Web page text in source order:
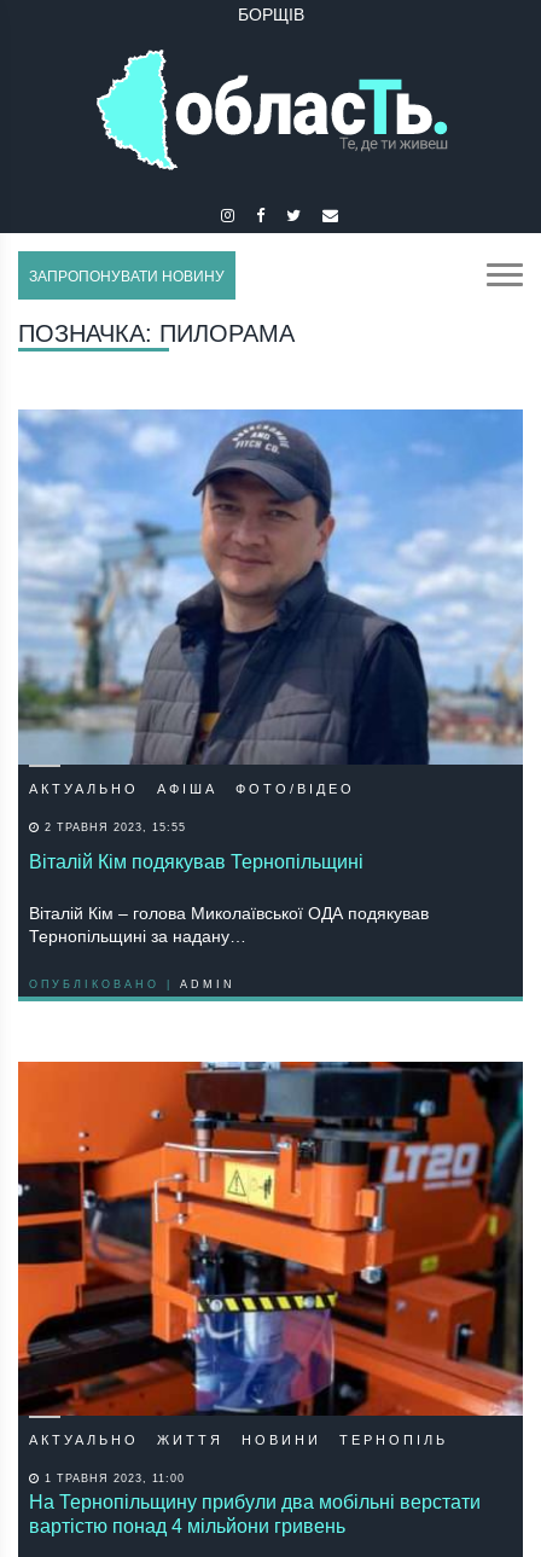
ЗАПРОПОНУВАТИ НОВИНУ
ПОЗНАЧКА: ПИЛОРАМА
АКТУАЛЬНО АФІША ФОТО/ВІДЕО
2 ТРАВНЯ 2023, 15:55
Віталій Кім подякував Тернопільщині
Віталій Кім – голова Миколаївської ОДА подякував
Тернопільщині за надану…
ОПУБЛІКОВАНО | ADMIN
АКТУАЛЬНО ЖИТТЯ НОВИНИ ТЕРНОПІЛЬ
1 ТРАВНЯ 2023, 11:00
На Тернопільщину прибули два мобільні верстати
вартістю понад 4 мільйони гривень